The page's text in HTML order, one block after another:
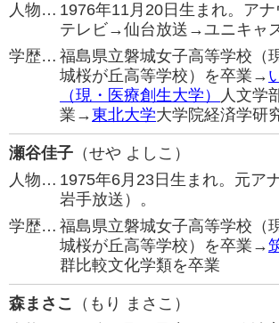
人物… 1976年11月20日生まれ。ア
テレビ→仙台放送→ユニキャス
学歴… 福島県立磐城女子高等学校（
城桜が丘高等学校）を卒業→
（現・医療創生大学）
人文学
業→東北大学大学院経済学研
瀬谷佳子 （せや よしこ）
人物… 1975年6月23日生まれ。元ア
岩手放送）。
学歴… 福島県立磐城女子高等学校（
城桜が丘高等学校）を卒業→
群比較文化学類を卒業
森まさこ （もり まさこ）